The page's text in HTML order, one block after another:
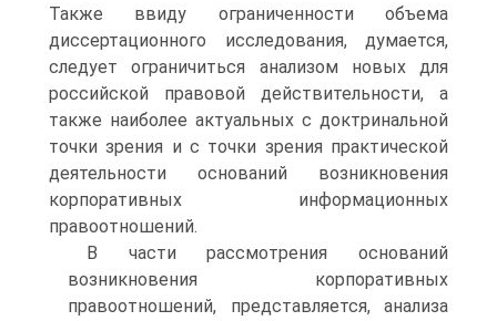
Также ввиду ограниченности объема
диссертационного исследования, думается,
следует ограничиться анализом новых для
российской правовой действительности, а
также наиболее актуальных с доктринальной
точки зрения и с точки зрения практической
деятельности оснований возникновения
корпоративных информационных
правоотношений.
В части рассмотрения оснований
возникновения корпоративных
правоотношений, представляется, анализа